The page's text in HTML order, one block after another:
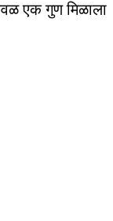
एक गुण मिळाला